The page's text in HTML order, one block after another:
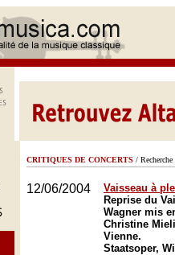
CRITIQUES DE CONCERTS / Recherche
12/06/2004
Vaisseau à
Reprise du
Wagner mis
Christine
Vienne.
Staatsoper,